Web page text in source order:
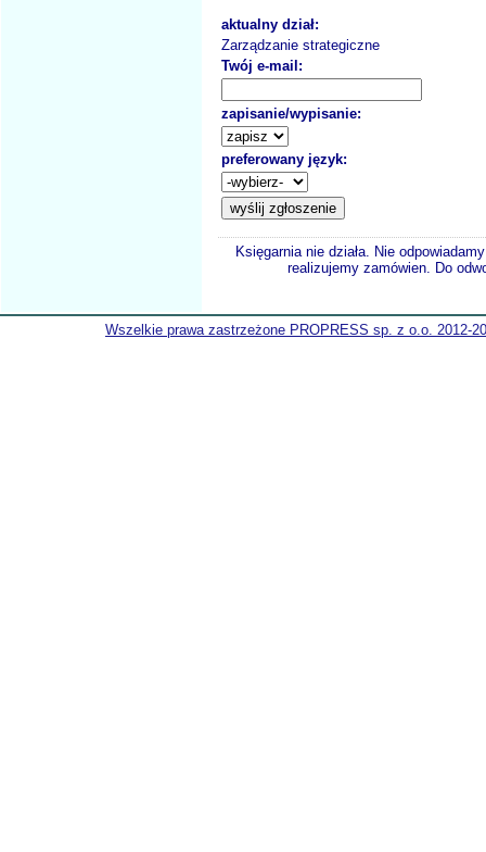
aktualny dział:
Zarządzanie strategiczne
Twój e-mail:
zapisanie/wypisanie:
preferowany język:
Księgarnia nie działa. Nie
realizujemy zamówien. Do
Wszelkie prawa zastrzeżone PROPRESS sp. z o.o. 2012-